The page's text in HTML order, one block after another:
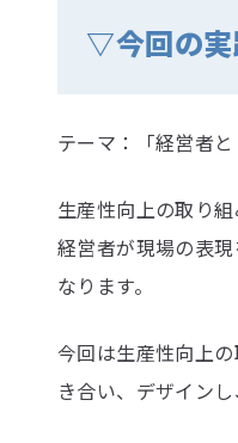
▽今回の実
テーマ：「経営者
生産性向上の取り
経営者が現場の表
なります。
今回は生産性向上
き合い、デザイン